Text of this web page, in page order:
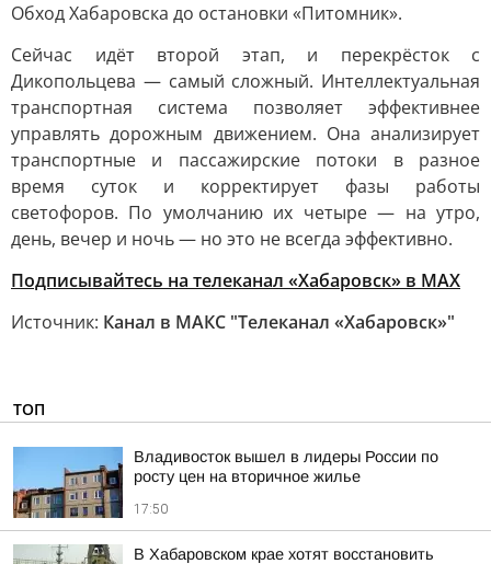
Обход Хабаровска до остановки «Питомник».
Сейчас идёт второй этап, и перекрёсток с
Дикопольцева — самый сложный. Интеллектуальная
транспортная система позволяет эффективнее
управлять дорожным движением. Она анализирует
транспортные и пассажирские потоки в разное
время суток и корректирует фазы работы
светофоров. По умолчанию их четыре — на утро,
день, вечер и ночь — но это не всегда эффективно.
Подписывайтесь на телеканал «Хабаровск» в MAX
Источник: Канал в МАКС "Телеканал «Хабаровск»"
ТОП
Владивосток вышел в лидеры России по
росту цен на вторичное жилье
17:50
В Хабаровском крае хотят восстановить